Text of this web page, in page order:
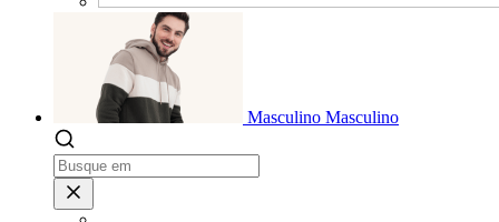
Masculino Masculino